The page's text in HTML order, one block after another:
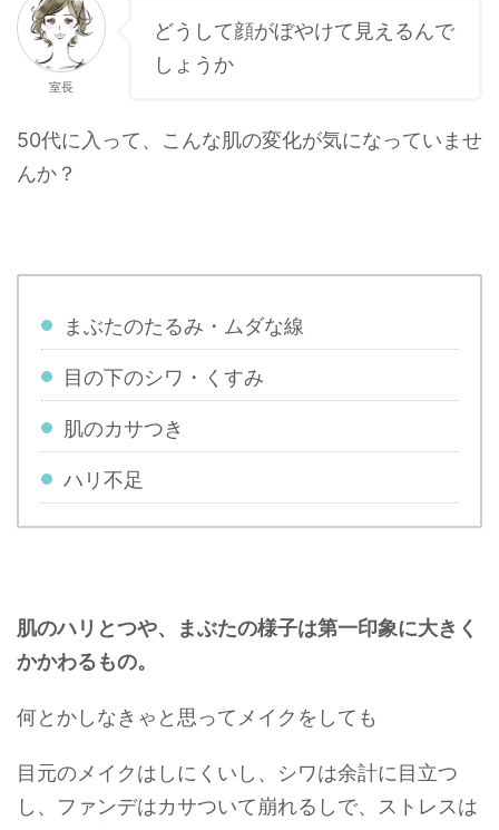
室長
どうして顔がぼやけて見えるんで
しょうか
50代に入って、こんな肌の変化が気になっていませ
んか？
まぶたのたるみ・ムダな線
目の下のシワ・くすみ
肌のカサつき
ハリ不足
肌のハリとつや、まぶたの様子は第一印象に大きく
かかわるもの。
何とかしなきゃと思ってメイクをしても
目元のメイクはしにくいし、シワは余計に目立つ
し、ファンデはカサついて崩れるしで、ストレスは